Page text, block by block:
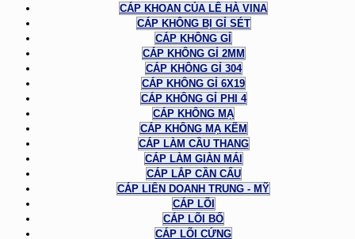
CÁP KHOAN CỦA LÊ HÀ VINA
CÁP KHÔNG BỊ GỈ SÉT
CÁP KHÔNG GỈ
CÁP KHÔNG GỈ 2MM
CÁP KHÔNG GỈ 304
CÁP KHÔNG GỈ 6X19
CÁP KHÔNG GỈ PHI 4
CÁP KHÔNG MẠ
CÁP KHÔNG MẠ KẼM
CÁP LÀM CẦU THANG
CÁP LÀM GIÀN MÁI
CÁP LẮP CẦN CẨU
CÁP LIÊN DOANH TRUNG - MỸ
CÁP LÕI
CÁP LÕI BỐ
CÁP LÕI CỨNG